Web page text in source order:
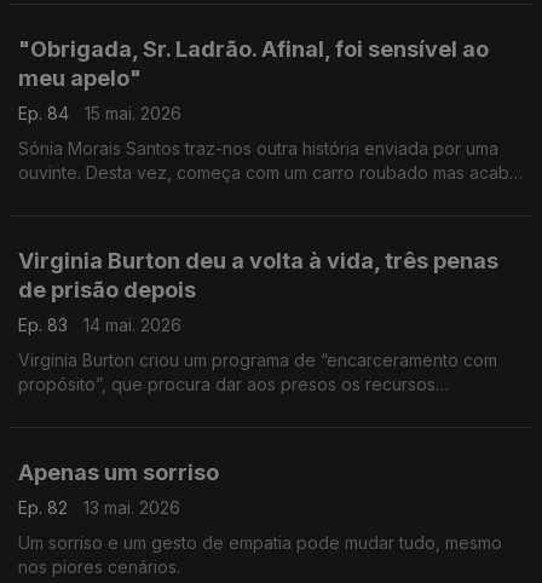
"Obrigada, Sr. Ladrão. Afinal, foi sensível ao
meu apelo"
Ep. 84
15 mai. 2026
Sónia Morais Santos traz-nos outra história enviada por uma
ouvinte. Desta vez, começa com um carro roubado mas acaba
Virginia Burton deu a volta à vida, três penas
de prisão depois
Ep. 83
14 mai. 2026
Virginia Burton criou um programa de “encarceramento com
propósito”, que procura dar aos presos os recursos
Apenas um sorriso
Ep. 82
13 mai. 2026
Um sorriso e um gesto de empatia pode mudar tudo, mesmo
nos piores cenários.